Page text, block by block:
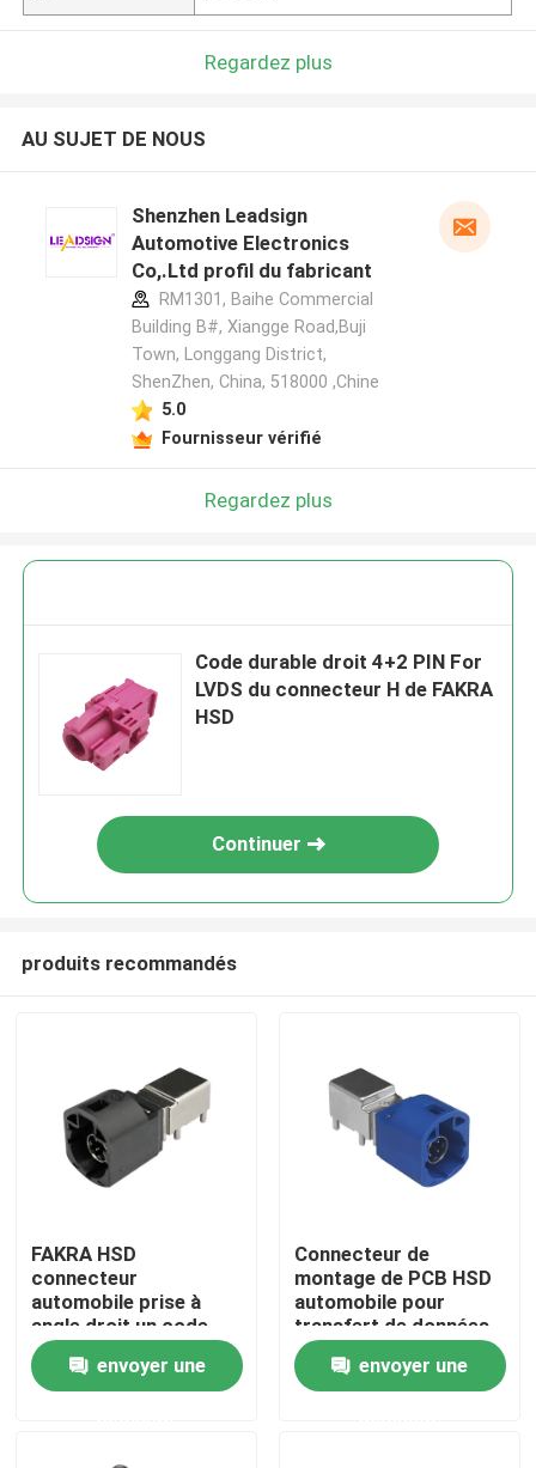
Maison
Des produits
Regardez plus
AU SUJET DE NOUS
Shenzhen Leadsign
Automotive Electronics
Co,.Ltd profil du fabricant
RM1301, Baihe Commercial
Building B#, Xiangge Road,Buji
Town, Longgang District,
ShenZhen, China, 518000 ,Chine
5.0
Fournisseur vérifié
Regardez plus
Code durable droit 4+2 PIN For
LVDS du connecteur H de FAKRA
HSD
Continuer
produits recommandés
FAKRA HSD
connecteur
automobile prise à
angle droit un code
4Pin montage PCB
envoyer une
Connecteur de
montage de PCB HSD
automobile pour
transfert de données
à grande vitesse
envoyer une